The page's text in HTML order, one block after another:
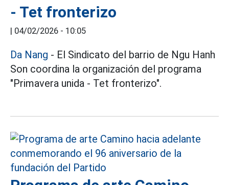
- Tet fronterizo
| 04/02/2026 - 10:05
Da Nang - El Sindicato del barrio de Ngu Hanh
Son coordina la organización del programa
"Primavera unida - Tet fronterizo".